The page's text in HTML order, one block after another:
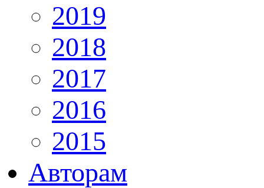
2019
2018
2017
2016
2015
Авторам